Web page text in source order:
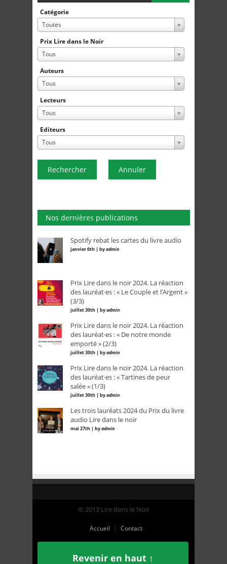
Catégorie
Toutes
Prix Lire dans le Noir
Tous
Auteurs
Tous
Lecteurs
Tous
Editeurs
Tous
Rechercher Annuler
Nos dernières publications
Spotify rebat les cartes du livre audio
janvier 6th | byadmin
Prix Lire dans le noir 2024. La réaction
des lauréat·es : « Le Couple et l’Argent »
(3/3)
juillet 30th | byadmin
Prix Lire dans le noir 2024. La réaction
des lauréat·es : « De notre monde
emporté » (2/3)
juillet 30th | byadmin
Prix Lire dans le noir 2024. La réaction
des lauréat·es : « Tartines de peur
salée » (1/3)
juillet 30th | byadmin
Les trois lauréats 2024 du Prix du livre
audio Lire dans le noir
mai 27th | byadmin
© 2013 Lire dans le Noir
Accueil Contact
Revenir en haut ↑